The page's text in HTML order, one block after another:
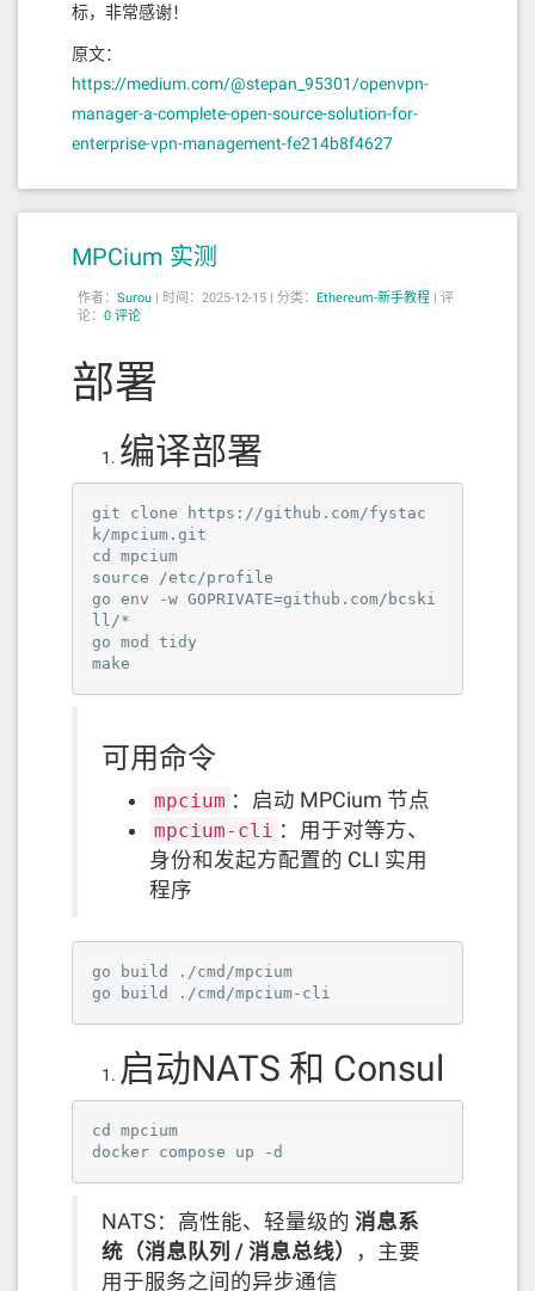
标，非常感谢！
原文：
https://medium.com/@stepan_95301/openvpn-
manager-a-complete-open-source-solution-for-
enterprise-vpn-management-fe214b8f4627
MPCium 实测
作者： Surou | 时间：2025-12-15 | 分类： Ethereum-新手教程 | 评
论： 0 评论
部署
编译部署
git clone https://github.com/fystac
k/mpcium.git
cd mpcium
source /etc/profile
go env -w GOPRIVATE=github.com/bcski
ll/*
go mod tidy
make
可用命令
mpcium ：启动 MPCium 节点
mpcium-cli ：用于对等方、
身份和发起方配置的 CLI 实用
程序
go build ./cmd/mpcium
go build ./cmd/mpcium-cli
启动NATS 和 Consul
cd mpcium
docker compose up -d
NATS：高性能、轻量级的 消息系
统（消息队列 / 消息总线）
，主要
用于服务之间的异步通信